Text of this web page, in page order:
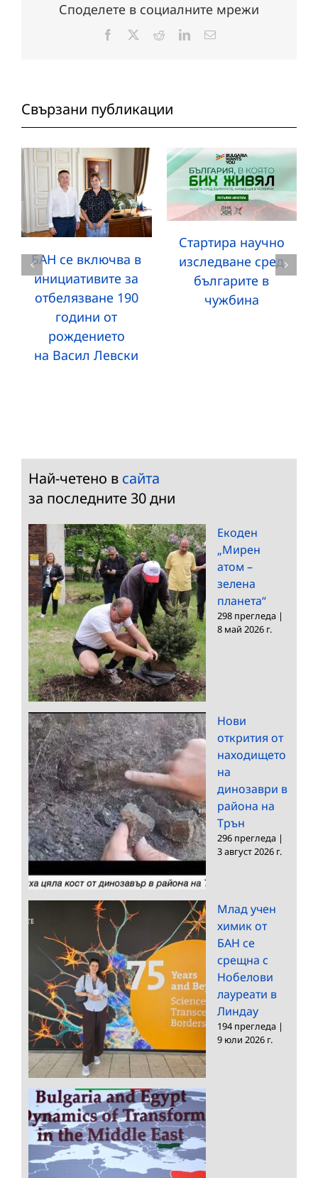
Споделете в социалните мрежи
Facebook RedditLinkedInЕлектронна
Свързани публикации
БАН се включва в
инициативите за
отбелязване 190
години от
рождението
на Васил Левски
Стартира научно
изследване сред
българите в
чужбина
Най-четено в сайта
за последните 30 дни
Екоден
„Мирен
атом –
зелена
планета“
298 прегледа |
8 май 2026 г.
Нови
открития от
находището
на
динозаври в
района на
Трън
296 прегледа |
3 август 2026 г.
Млад учен
химик от
БАН се
срещна с
Нобелови
лауреати в
Линдау
194 прегледа |
9 юли 2026 г.